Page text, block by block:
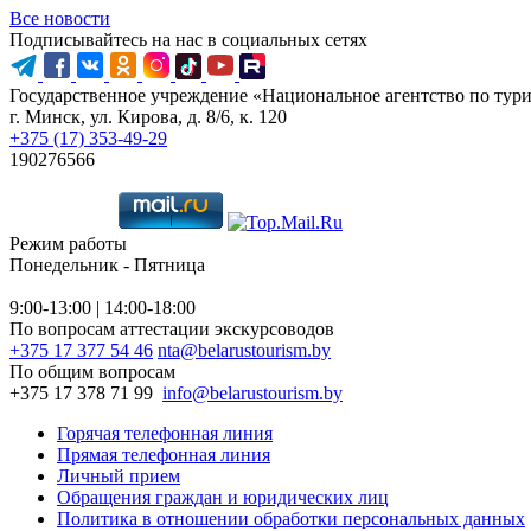
Все новости
Подписывайтесь на нас в социальных сетях
Государственное учреждение «Национальное агентство по
г. Минск, ул. Кирова, д. 8/6, к. 120
+375 (17) 353-49-29
190276566
Режим работы
Понедельник - Пятница
9:00-13:00 | 14:00-18:00
По вопросам аттестации экскурсоводов
+375 17 377 54 46 nta@belarustourism.by
По общим вопросам
+375 17 378 71 99 info@belarustourism.by
Горячая телефонная линия
Прямая телефонная линия
Личный прием
Обращения граждан и юридических лиц
Политика в отношении обработки персональных данных